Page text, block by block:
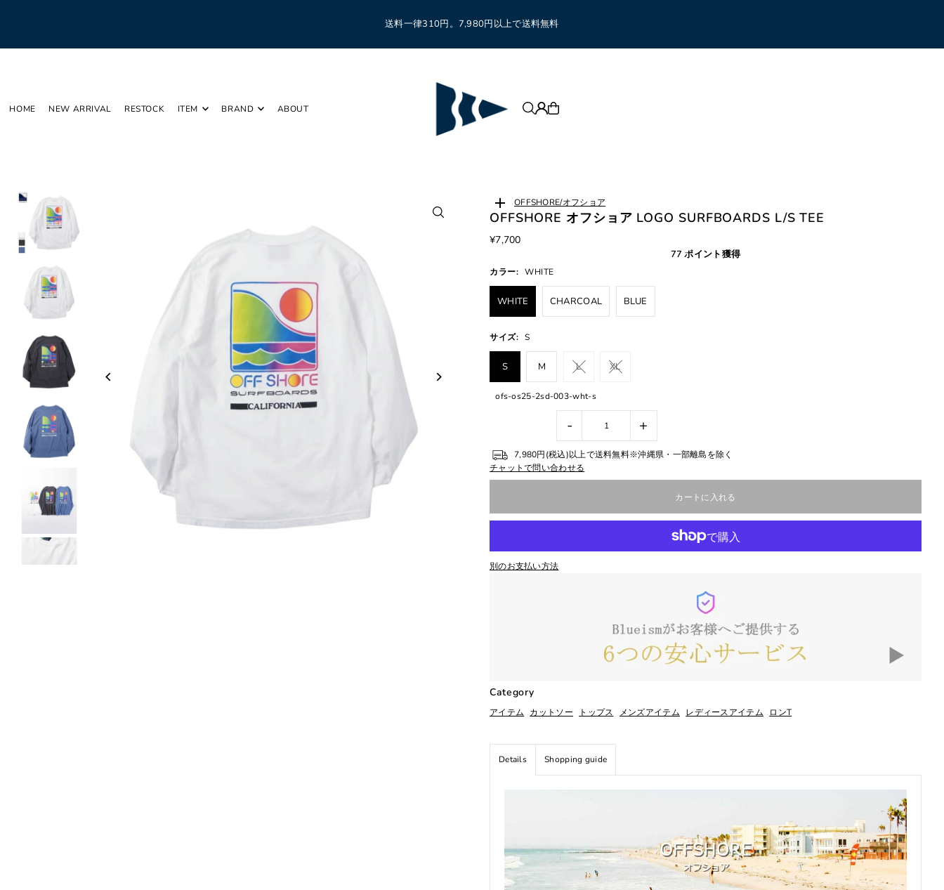
送料一律310円。7,980円以上で送料無料
HOME NEW ARRIVAL RESTOCK ITEM BRAND ABOUT
OFFSHORE/オフショア
OFFSHORE オフショア LOGO SURFBOARDS L/S TEE
¥7,700
77 ポイント獲得
カラー: WHITE
WHITE CHARCOAL BLUE
サイズ: S
S M L XL
ofs-os25-2sd-003-wht-s
- +
7,980円(税込)以上で送料無料※沖縄県・一部離島を除く
チャットで問い合わせる
別のお支払い方法
Category
アイテム カットソー トップス メンズアイテム レディースアイテム ロンT
Details Shopping guide